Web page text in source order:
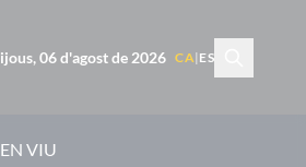
06 d'agost de 2026 CA| ES
VIU